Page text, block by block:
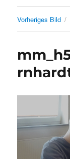
Vorheriges Bild